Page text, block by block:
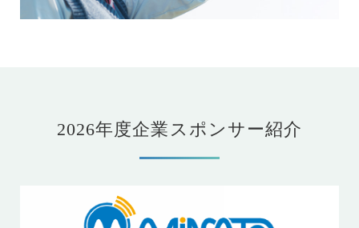
2026年度企業スポンサー紹介